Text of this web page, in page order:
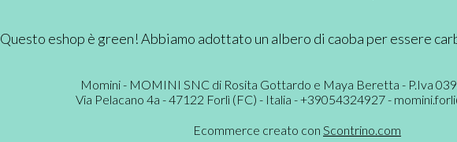
Bambole e pupazzi
Piccoli mondi
Giochi di società e
Giochi di logica
Puzzle e giochi
Macchinine, treni &
Questo eshop è green! Abbiamo adottato un albero di caoba per essere
Momini - MOMINI SNC di Rosita Gottardo e Maya Beretta - P.Iva
Via Pelacano 4a - 47122 Forlì (FC) - Italia - +39054324927 -
Ecommerce creato con Scontrino.com